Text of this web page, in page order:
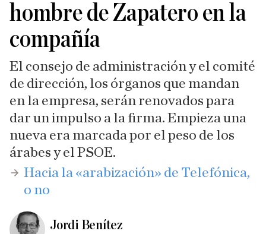
hombre de Zapatero en la
compañía
El consejo de administración y el comité
de dirección, los órganos que mandan
en la empresa, serán renovados para
dar un impulso a la firma. Empieza una
nueva era marcada por el peso de los
árabes y el PSOE.
Hacia la «arabización» de Telefónica,
o no
Jordi Benítez